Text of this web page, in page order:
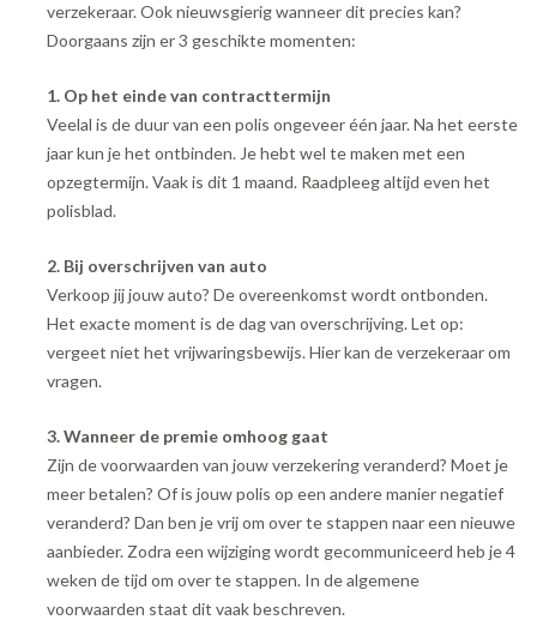
verzekeraar. Ook nieuwsgierig wanneer dit precies kan?
Doorgaans zijn er 3 geschikte momenten:
1. Op het einde van contracttermijn
Veelal is de duur van een polis ongeveer één jaar. Na het eerste
jaar kun je het ontbinden. Je hebt wel te maken met een
opzegtermijn. Vaak is dit 1 maand. Raadpleeg altijd even het
polisblad.
2. Bij overschrijven van auto
Verkoop jij jouw auto? De overeenkomst wordt ontbonden.
Het exacte moment is de dag van overschrijving. Let op:
vergeet niet het vrijwaringsbewijs. Hier kan de verzekeraar om
vragen.
3. Wanneer de premie omhoog gaat
Zijn de voorwaarden van jouw verzekering veranderd? Moet je
meer betalen? Of is jouw polis op een andere manier negatief
veranderd? Dan ben je vrij om over te stappen naar een nieuwe
aanbieder. Zodra een wijziging wordt gecommuniceerd heb je 4
weken de tijd om over te stappen. In de algemene
voorwaarden staat dit vaak beschreven.